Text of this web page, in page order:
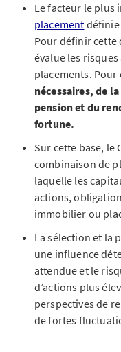
Le facteur le plus
placement définie
Pour définir cette
évalue les
placements.
nécessaires, de
pension et du
fortune.
Sur cette base, le
combinaison de
laquelle les
actions,
immobilier ou
La sélection et la
une influence
attendue et le
d’actions plus
perspectives de
de fortes